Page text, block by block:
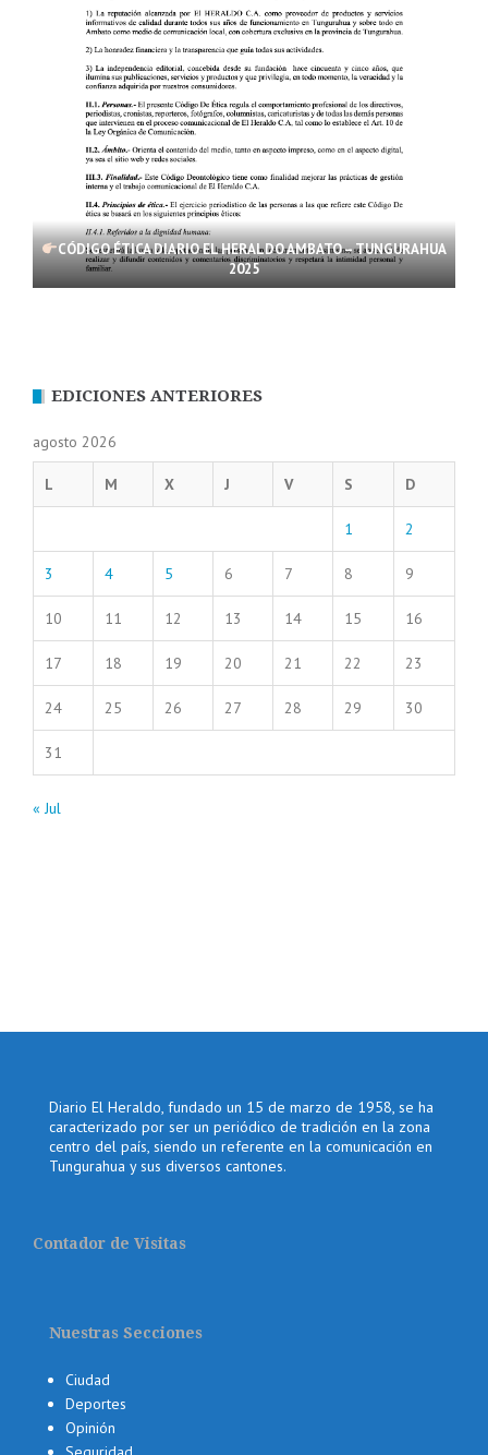
CÓDIGO ÉTICA DIARIO EL HERALDO AMBATO – TUNGURAHUA
2025
EDICIONES ANTERIORES
agosto 2026
L M X J V S D
1 2
3 4 5 6 7 8 9
10 11 12 13 14 15 16
17 18 19 20 21 22 23
24 25 26 27 28 29 30
31
« Jul
Diario El Heraldo, fundado un 15 de marzo de 1958, se ha
caracterizado por ser un periódico de tradición en la zona
centro del país, siendo un referente en la comunicación en
Tungurahua y sus diversos cantones.
Contador de Visitas
Nuestras Secciones
Ciudad
Deportes
Opinión